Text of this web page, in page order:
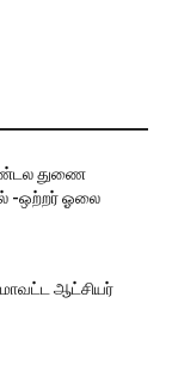
துணை
-ஒற்றர் ஓலை
ஆட்சியர்